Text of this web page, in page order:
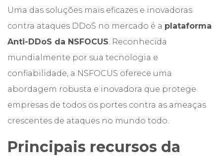
Uma das soluções mais eficazes e inovadoras
contra ataques DDoS no mercado é a plataforma
Anti-DDoS da NSFOCUS. Reconhecida
mundialmente por sua tecnologia e
confiabilidade, a NSFOCUS oferece uma
abordagem robusta e inovadora que protege
empresas de todos os portes contra as ameaças
crescentes de ataques no mundo todo.
Principais recursos da